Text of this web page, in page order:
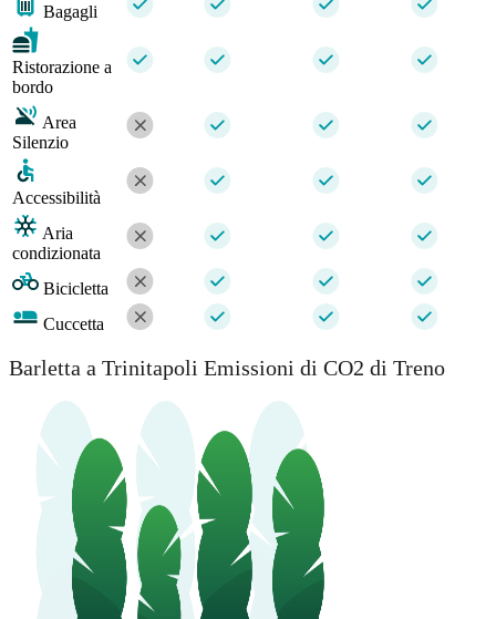
Bagagli
Ristorazione a
bordo
Area
Silenzio
Accessibilità
Aria
condizionata
Bicicletta
Cuccetta
Barletta a Trinitapoli Emissioni di CO2 di Treno